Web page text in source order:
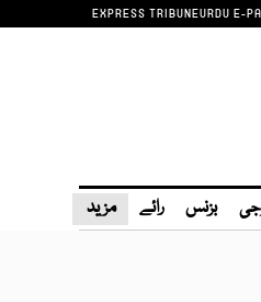
EXPRESS TRIBUNEURDU E-
بزنس رائے مزید